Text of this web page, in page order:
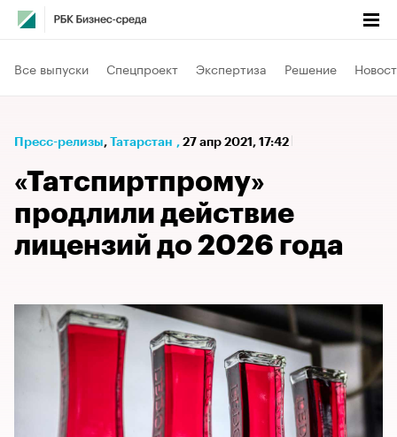
Все выпуски Спецпроект Экспертиза Решение
Пресс-релизы⁠, Татарстан , 27 апр 2021, 17:42
«Татспиртпрому»
продлили действие
лицензий до 2026 года